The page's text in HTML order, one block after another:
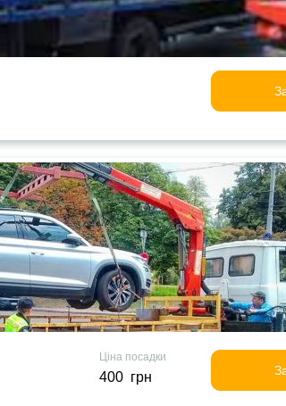
Ціна посадки
400 грн